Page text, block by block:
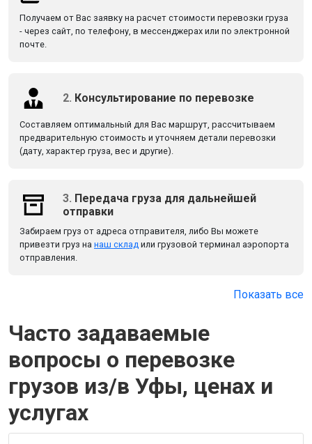
Получаем от Вас заявку на расчет стоимости перевозки груза
- через сайт, по телефону, в мессенджерах или по электронной
почте.
2. Консультирование по перевозке
Составляем оптимальный для Вас маршрут, рассчитываем
предварительную стоимость и уточняем детали перевозки
(дату, характер груза, вес и другие).
3. Передача груза для дальнейшей
отправки
Забираем груз от адреса отправителя, либо Вы можете
привезти груз на наш склад или грузовой терминал аэропорта
отправления.
Показать все
Часто задаваемые
вопросы о перевозке
грузов из/в Уфы, ценах и
услугах